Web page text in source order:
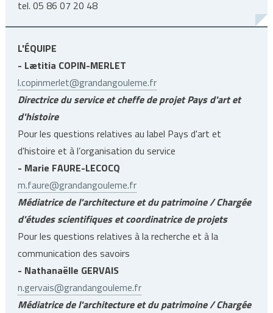
tel. 05 86 07 20 48
L'ÉQUIPE
- Lætitia COPIN-MERLET
l.copinmerlet@grandangouleme.fr
Directrice du service et cheffe de projet Pays d'art et
d'histoire
Pour les questions relatives au label Pays d'art et
d'histoire et à l’organisation du service
- Marie FAURE-LECOCQ
m.faure@grandangouleme.fr
Médiatrice de l'architecture et du patrimoine / Chargée
d'études scientifiques et coordinatrice de projets
Pour les questions relatives à la recherche et à la
communication des savoirs
- Nathanaëlle GERVAIS
n.gervais@grandangouleme.fr
Médiatrice de l'architecture et du patrimoine / Chargée